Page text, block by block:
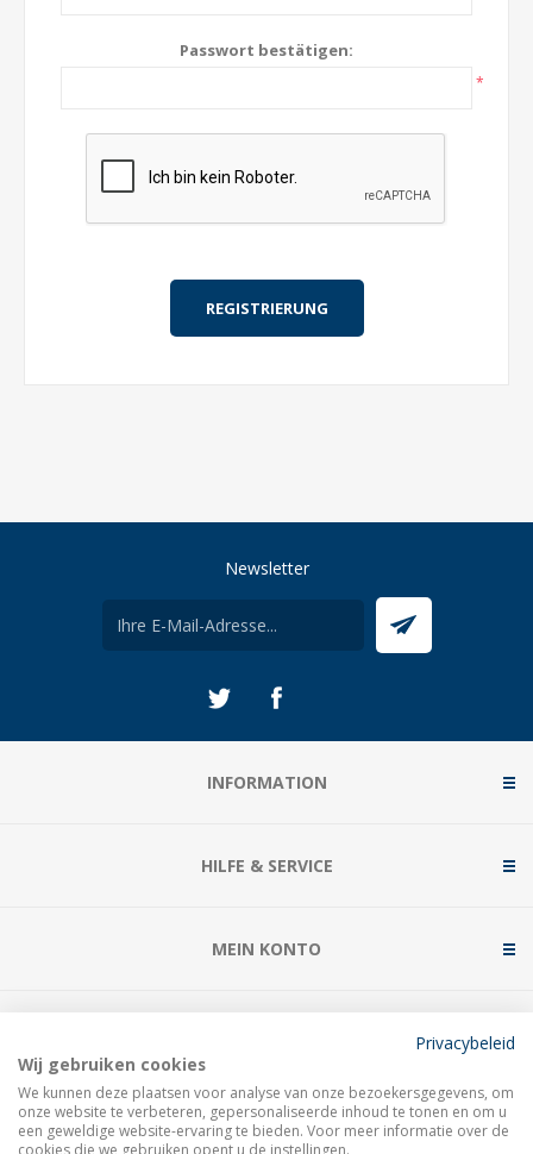
Passwort bestätigen:
*
Newsletter
INFORMATION
HILFE & SERVICE
MEIN KONTO
Privacybeleid
Wij gebruiken cookies
We kunnen deze plaatsen voor analyse van onze bezoekersgegevens, om
onze website te verbeteren, gepersonaliseerde inhoud te tonen en om u
een geweldige website-ervaring te bieden. Voor meer informatie over de
cookies die we gebruiken opent u de instellingen.